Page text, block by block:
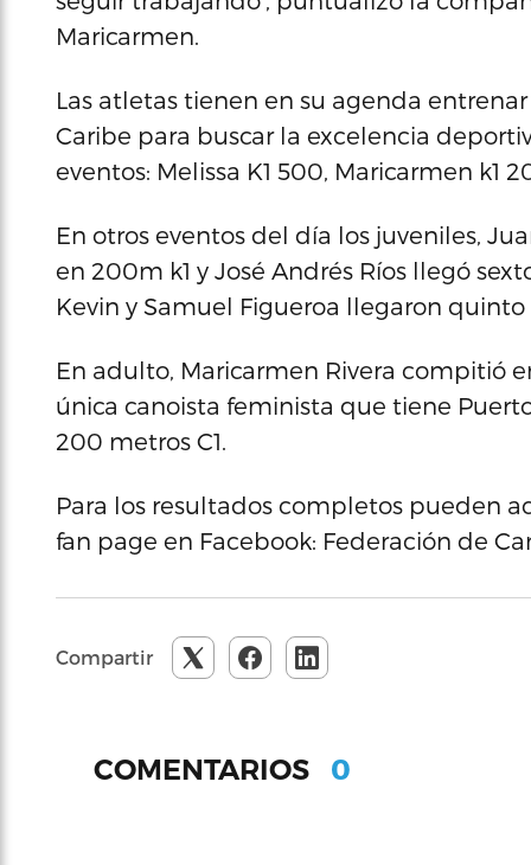
Maricarmen.
Las atletas tienen en su agenda
Caribe para buscar la excelencia
eventos: Melissa K1 500, Maricarmen k1
En otros eventos del día los juveniles,
en 200m k1 y José Andrés Ríos llegó
Kevin y Samuel Figueroa llegaron quinto
En adulto, Maricarmen Rivera compitió
única canoista feminista que tiene
200 metros C1.
Para los resultados completos pueden
fan page en Facebook: Federación de
Compartir
COMENTARIOS 0